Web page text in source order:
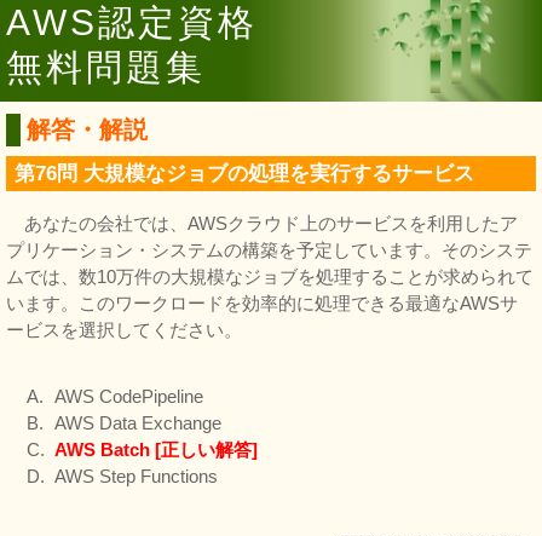
AWS認定資格
無料問題集
解答・解説
第76問 大規模なジョブの処理を実行するサービス
あなたの会社では、AWSクラウド上のサービスを利用したア
プリケーション・システムの構築を予定しています。そのシステ
ムでは、数10万件の大規模なジョブを処理することが求められて
います。このワークロードを効率的に処理できる最適なAWSサ
ービスを選択してください。
AWS CodePipeline
AWS Data Exchange
AWS Batch [正しい解答]
AWS Step Functions